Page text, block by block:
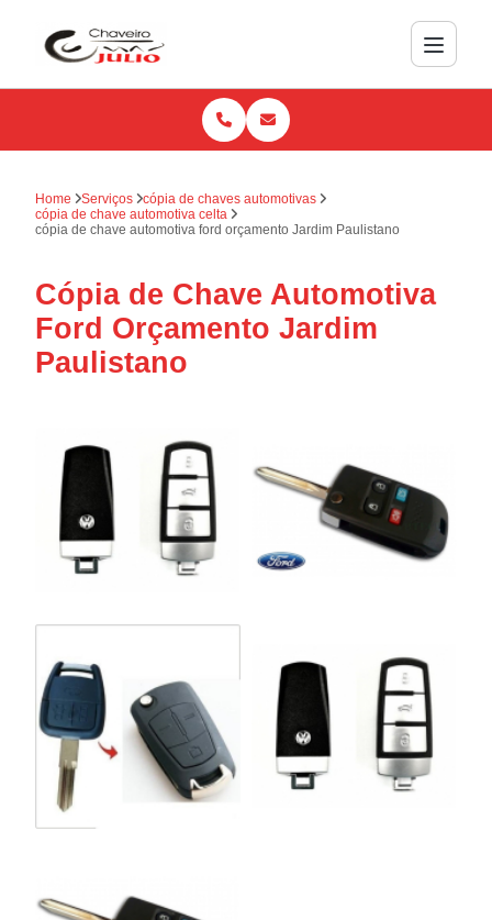
Home Serviços
cópia de chaves automotivas
cópia de chave automotiva celta
cópia de chave automotiva ford orçamento Jardim Paulistano
Cópia de Chave Automotiva
Ford Orçamento Jardim
Paulistano